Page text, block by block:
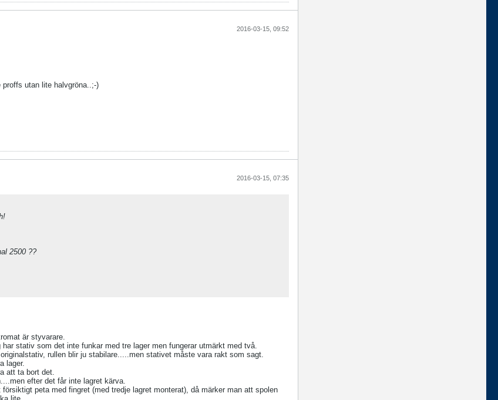
2016-03-15, 09:52
utan lite halvgröna..;-)
2016-03-15, 07:35
2500 ??
är styvarare.
stativ som det inte funkar med tre lager men fungerar utmärkt med två.
rullen blir ju stabilare.....men stativet måste vara rakt som sagt.
lager.
att ta bort det.
efter det får inte lagret kärva.
peta med fingret (med tredje lagret monterat), då märker man att spolen